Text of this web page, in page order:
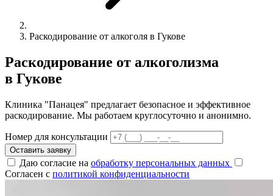
Раскодирование от алкоголя в Гукове
Раскодирование от алкоголизма
в Гукове
Клиника "Панацея" предлагает безопасное и эффективное
раскодирование. Мы работаем круглосуточно и анонимно.
Номер для консультации
Оставить заявку
Даю согласие на обработку персональных данных
Согласен с политикой конфиденциальности